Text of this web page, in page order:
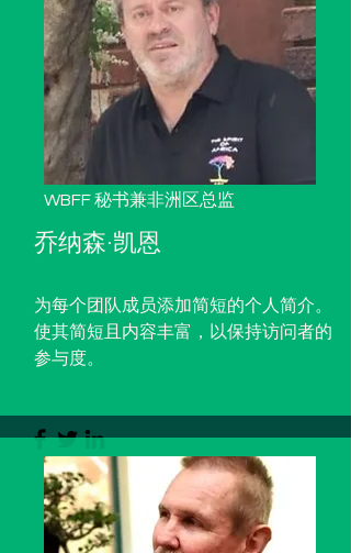
WBFF 秘书兼非洲区总监
乔纳森·凯恩
为每个团队成员添加简短的个人简介。
使其简短且内容丰富，以保持访问者的
参与度。